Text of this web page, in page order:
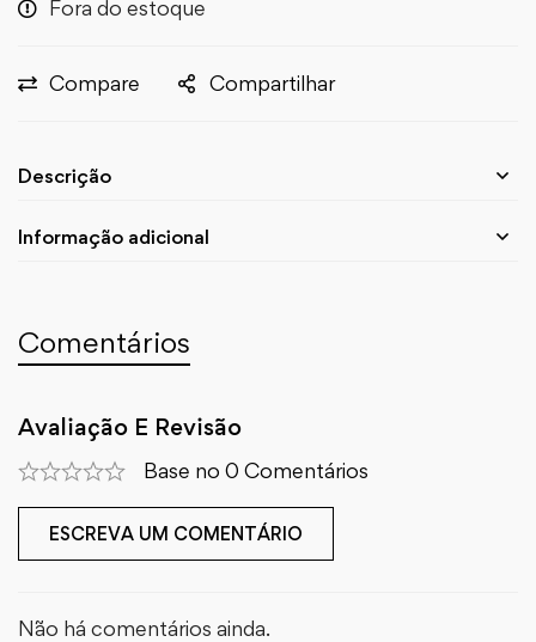
Fora do estoque
Compare Compartilhar
Descrição
Informação adicional
Comentários
Avaliação E Revisão
Base no 0 Comentários
ESCREVA UM COMENTÁRIO
Não há comentários ainda.